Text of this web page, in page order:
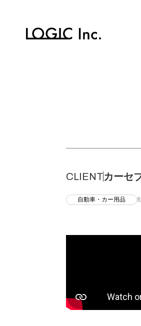
CLIENTカーセ
自動車・カー用品